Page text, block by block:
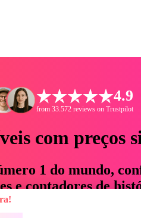
4.9
from 33.572 reviews on Trustpilot
com preços
1 do mundo,
e contadores de
76% em tempo e